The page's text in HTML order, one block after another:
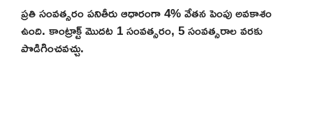
ప్రతి సంవత్సరం పనితీరు ఆధారంగా 4% వేతన పెంపు అవకాశం
ఉంది. కాంట్రాక్ట్ మొదట 1 సంవత్సరం, 5 సంవత్సరాల వరకు
పొడిగించవచ్చు.